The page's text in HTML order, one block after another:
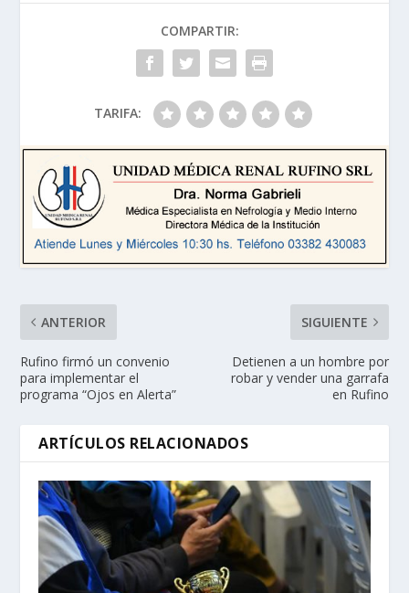
COMPARTIR:
TARIFA:
ANTERIOR
Rufino firmó un convenio
para implementar el
programa “Ojos en Alerta”
SIGUIENTE
Detienen a un hombre por
robar y vender una garrafa
en Rufino
ARTÍCULOS RELACIONADOS